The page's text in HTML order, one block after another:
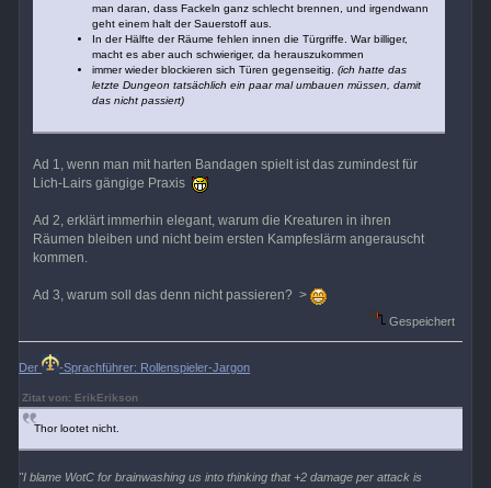
man daran, dass Fackeln ganz schlecht brennen, und irgendwann
geht einem halt der Sauerstoff aus.
In der Hälfte der Räume fehlen innen die Türgriffe. War billiger,
macht es aber auch schwieriger, da herauszukommen
immer wieder blockieren sich Türen gegenseitig. (ich hatte das
letzte Dungeon tatsächlich ein paar mal umbauen müssen, damit
das nicht passiert)
Ad 1, wenn man mit harten Bandagen spielt ist das zumindest für
Lich-Lairs gängige Praxis
Ad 2, erklärt immerhin elegant, warum die Kreaturen in ihren
Räumen bleiben und nicht beim ersten Kampfeslärm angerauscht
kommen.
Ad 3, warum soll das denn nicht passieren? >
Gespeichert
Der -Sprachführer: Rollenspieler-Jargon
Zitat von: ErikErikson
Thor lootet nicht.
"I blame WotC for brainwashing us into thinking that +2 damage per attack is